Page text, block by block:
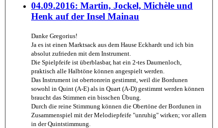
04.09.2016: Martin, Jockel, Michèle und
Henk auf der Insel Mainau
Danke Gregorius!
Ja es ist einen Marktsack aus dem Hause Eckhardt und ich bin
absolut zufrieden mit dem Instrument.
Die Spielpfeife ist überblasbar, hat ein 2-tes Daumenloch,
praktisch alle Halbtöne können angespielt werden.
Das Instrument ist obertonrein gestimmt, weil die Bordunen
sowohl in Quint (A-E) als in Quart (A-D) gestimmt werden können
braucht das Stimmen ein bisschen Übung.
Durch die reine Stimmung können die Obertöne der Bordunen in
Zusammenspiel mit der Melodiepfeife "unruhig" wirken; vor allem
in der Quintstimmung.